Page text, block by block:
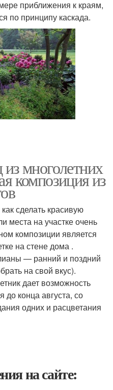
приближения к краям,
по принципу каскада.
многолетних
композиция из
сделать красивую
места на участке очень
композиции является
на стене дома .
— ранний и поздний
на свой вкус).
дает возможность
конца августа, со
одних и расцветания
на сайте: